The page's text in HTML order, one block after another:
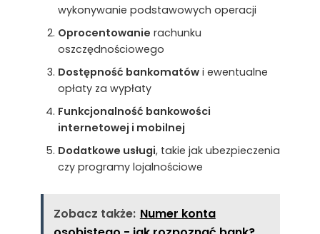
wykonywanie podstawowych operacji
Oprocentowanie rachunku
oszczędnościowego
Dostępność bankomatówi ewentualne
opłaty za wypłaty
Funkcjonalność bankowości
internetowej i mobilnej
Dodatkowe usługi, takie jak ubezpieczenia
czy programy lojalnościowe
Zobacz także: Numer konta